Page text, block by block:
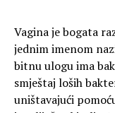
Vagina je bogata
jednim imenom
bitnu ulogu ima
smještaj loših
uništavajući